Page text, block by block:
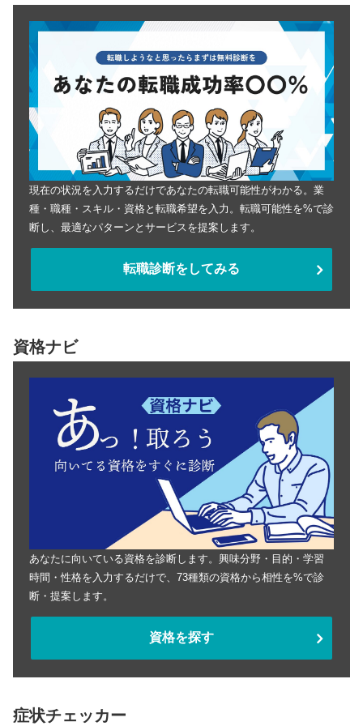
現在の状況を入力するだけであなたの転職可能性がわかる。業
種・職種・スキル・資格と転職希望を入力。転職可能性を%で診
断し、最適なパターンとサービスを提案します。
転職診断をしてみる
資格ナビ
あなたに向いている資格を診断します。興味分野・目的・学習
時間・性格を入力するだけで、73種類の資格から相性を%で診
断・提案します。
資格を探す
症状チェッカー